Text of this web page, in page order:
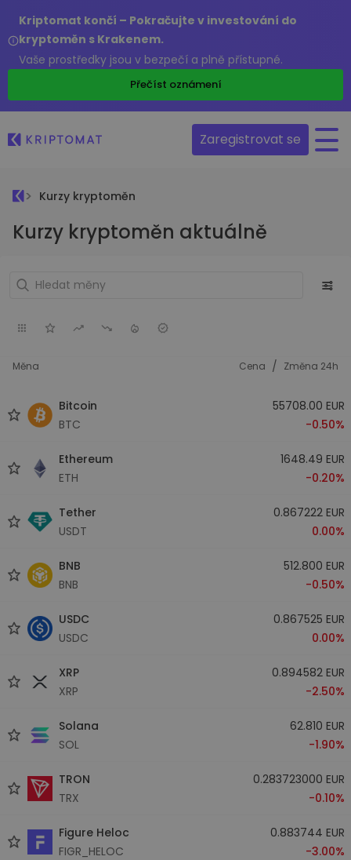
Kriptomat končí – Pokračujte v investování do
kryptoměn s Krakenem.
Vaše prostředky jsou v bezpečí a plně přístupné.
Přečíst oznámení
Zaregistrovat se
Kurzy kryptoměn
Kurzy kryptoměn aktuálně
Měna Cena / Změna 24h
Bitcoin
BTC
55708.00 EUR
-0.50%
Ethereum
ETH
1648.49 EUR
-0.20%
Tether
USDT
0.867222 EUR
0.00%
BNB
BNB
512.800 EUR
-0.50%
USDC
USDC
0.867525 EUR
0.00%
XRP
XRP
0.894582 EUR
-2.50%
Solana
SOL
62.810 EUR
-1.90%
TRON
TRX
0.283723000 EUR
-0.10%
Figure Heloc
FIGR_HELOC
0.883744 EUR
-3.00%